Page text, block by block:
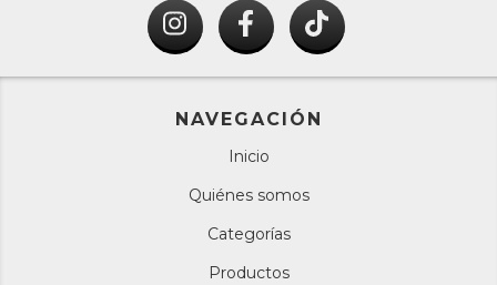
NAVEGACIÓN
Inicio
Quiénes somos
Categorías
Productos